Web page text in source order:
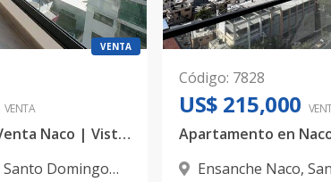
VENTA
VENTA
Apartamento en Venta Naco | Vistas al Mar | 2 Habitaciones
Santo Domingo
Código: 7828
US$ 215,000
Ensanche Naco,